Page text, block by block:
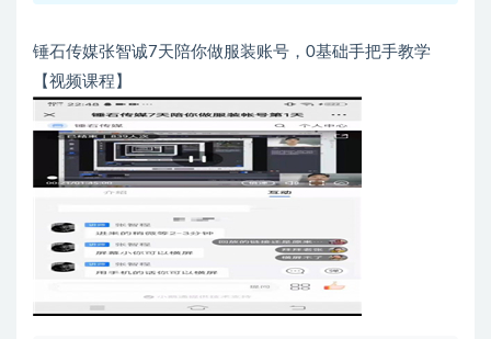
锤石传媒张智诚7天陪你做服装账号，0基础手把手教学
【视频课程】